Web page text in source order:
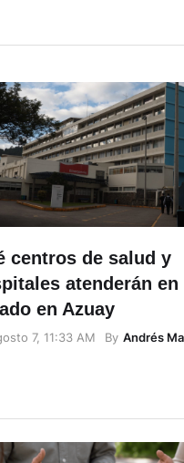
centros de salud y
atenderán en
en Azuay
7, 11:33 AM By Andrés